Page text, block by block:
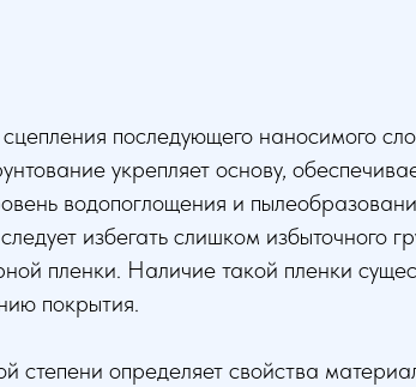
последующего наносимого
укрепляет основу,
водопоглощения и
избегать слишком избыточного
пленки. Наличие такой пленки
покрытия.
определяет свойства